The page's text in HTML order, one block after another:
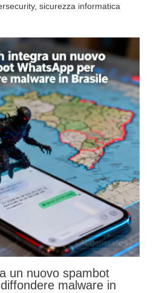
, sicurezza informatica
un nuovo spambot
malware in